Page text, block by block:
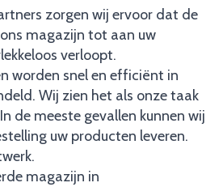
zorgen wij ervoor dat de
magazijn tot aan uw
verloopt.
worden snel en efficiënt in
Wij zien het als onze taak
de meeste gevallen kunnen wij
uw producten leveren.
magazijn in